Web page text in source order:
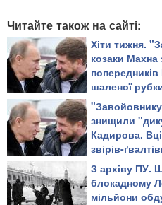
Читайте також на сайті:
Хіти тижня.
козаки
шаленої
живцем або
шматки
знищили
Кадирова.
звірів-
повільно
З архіву ПУ.
блокадному
мільйони